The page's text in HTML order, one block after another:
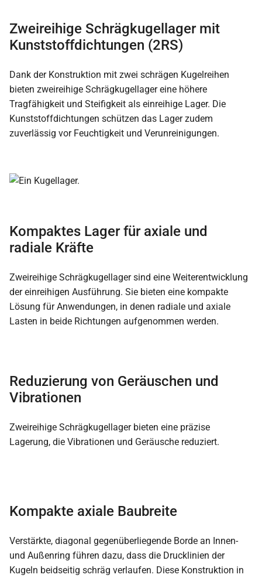
Zweireihige Schrägkugellager mit
Kunststoffdichtungen (2RS)
Dank der Konstruktion mit zwei schrägen Kugelreihen
bieten zweireihige Schrägkugellager eine höhere
Tragfähigkeit und Steifigkeit als einreihige Lager. Die
Kunststoffdichtungen schützen das Lager zudem
zuverlässig vor Feuchtigkeit und Verunreinigungen.
Kompaktes Lager für axiale und
radiale Kräfte
Zweireihige Schrägkugellager sind eine Weiterentwicklung
der einreihigen Ausführung. Sie bieten eine kompakte
Lösung für Anwendungen, in denen radiale und axiale
Lasten in beide Richtungen aufgenommen werden.
Reduzierung von Geräuschen und
Vibrationen
Zweireihige Schrägkugellager bieten eine präzise
Lagerung, die Vibrationen und Geräusche reduziert.
Kompakte axiale Baubreite
Verstärkte, diagonal gegenüberliegende Borde an Innen-
und Außenring führen dazu, dass die Drucklinien der
Kugeln beidseitig schräg verlaufen. Diese Konstruktion in